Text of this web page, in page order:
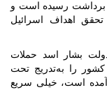
برداشت رسیده است و
اهداف اسرائیل
بشار اسد حملات
را به‌تدریج تحت
است، خیلی سریع